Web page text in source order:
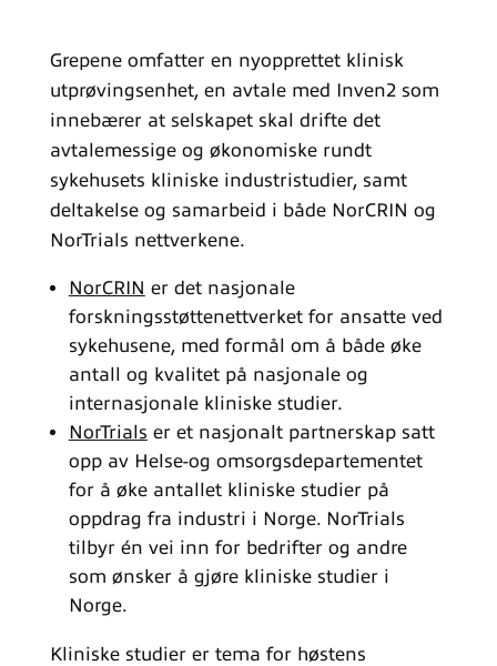
Grepene omfatter en nyopprettet klinisk
utprøvingsenhet, en avtale med Inven2 som
innebærer at selskapet skal drifte det
avtalemessige og økonomiske rundt
sykehusets kliniske industristudier, samt
deltakelse og samarbeid i både NorCRIN og
NorTrials nettverkene.
NorCRIN er det nasjonale
forskningsstøttenettverket for ansatte ved
sykehusene, med formål om å både øke
antall og kvalitet på nasjonale og
internasjonale kliniske studier.
NorTrials er et nasjonalt partnerskap satt
opp av Helse-og omsorgsdepartementet
for å øke antallet kliniske studier på
oppdrag fra industri i Norge. NorTrials
tilbyr én vei inn for bedrifter og andre
som ønsker å gjøre kliniske studier i
Norge.
Kliniske studier er tema for høstens